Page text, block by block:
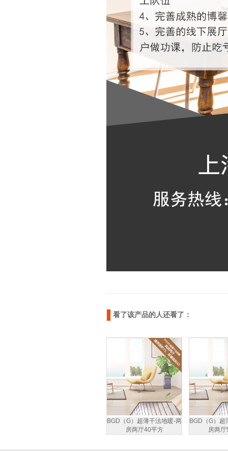
看了该产品的人还看了：
BGD（G）超薄干法地暖-两
房两厅40平方
BGD（G）超
房两